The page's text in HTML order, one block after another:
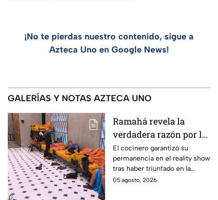
¡No te pierdas nuestro contenido, sigue a
Azteca Uno en Google News!
GALERÍAS Y NOTAS AZTECA UNO
Ramahá revela la
verdadera razón por la
que subió a Daniela al
balcón de MasterChef
24/7
El cocinero garantizó su
permanencia en el reality show
tras haber triunfado en la
pasada batalla por equipos
05 agosto, 2026